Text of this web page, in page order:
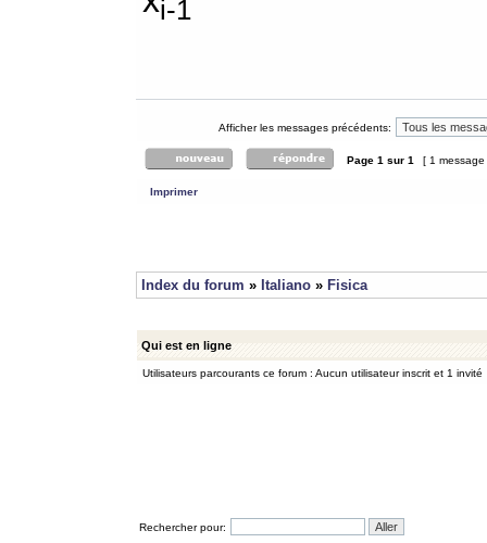
i-1
Afficher les messages précédents:
Page 1 sur 1 [ 1
Imprimer
Index du forum » Italiano » Fisica
Qui est en ligne
Utilisateurs parcourants ce forum : Aucun utilisateur inscrit et 1 invité
Rechercher pour: